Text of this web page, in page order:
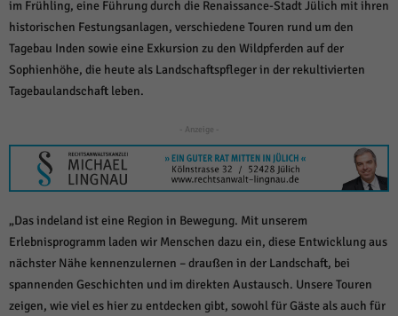
im Frühling, eine Führung durch die Renaissance-Stadt Jülich mit ihren
historischen Festungsanlagen, verschiedene Touren rund um den
Tagebau Inden sowie eine Exkursion zu den Wildpferden auf der
Sophienhöhe, die heute als Landschaftspfleger in der rekultivierten
Tagebaulandschaft leben.
- Anzeige -
„Das indeland ist eine Region in Bewegung. Mit unserem
Erlebnisprogramm laden wir Menschen dazu ein, diese Entwicklung aus
nächster Nähe kennenzulernen – draußen in der Landschaft, bei
spannenden Geschichten und im direkten Austausch. Unsere Touren
zeigen, wie viel es hier zu entdecken gibt, sowohl für Gäste als auch für
einwandfreie Funktion der Website erforderlich.
Cookie-Informationen anzeigen
Statistiken (1)
Statistik Cookies erfassen Informationen anonym. Diese Informationen helfen
Cookie-Informationen anzeigen
Marketing (1)
um personalisierte Werbung anzuzeigen. Sie tun dies, indem sie Besucher
über Websites hinweg verfolgen.
Cookie-Informationen anzeigen
Externe Medien (6)